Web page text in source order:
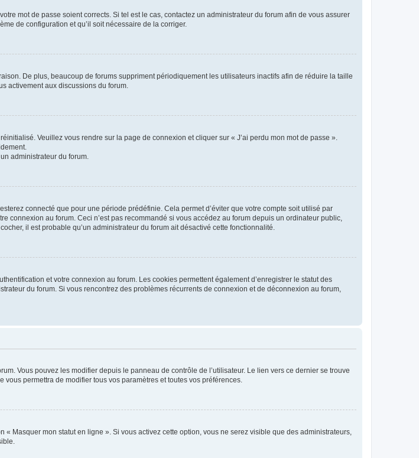
mot de passe soient corrects. Si tel est le cas, contactez un administrateur du forum afin de vous assurer
de configuration et qu’il soit nécessaire de la corriger.
De plus, beaucoup de forums suppriment périodiquement les utilisateurs inactifs afin de réduire la taille
activement aux discussions du forum.
Veuillez vous rendre sur la page de connexion et cliquer sur « J’ai perdu mon mot de passe ».
administrateur du forum.
connecté que pour une période prédéfinie. Cela permet d’éviter que votre compte soit utilisé par
connexion au forum. Ceci n’est pas recommandé si vous accédez au forum depuis un ordinateur public,
il est probable qu’un administrateur du forum ait désactivé cette fonctionnalité.
et votre connexion au forum. Les cookies permettent également d’enregistrer le statut des
du forum. Si vous rencontrez des problèmes récurrents de connexion et de déconnexion au forum,
Vous pouvez les modifier depuis le panneau de contrôle de l’utilisateur. Le lien vers ce dernier se trouve
permettra de modifier tous vos paramètres et toutes vos préférences.
Masquer mon statut en ligne ». Si vous activez cette option, vous ne serez visible que des administrateurs,